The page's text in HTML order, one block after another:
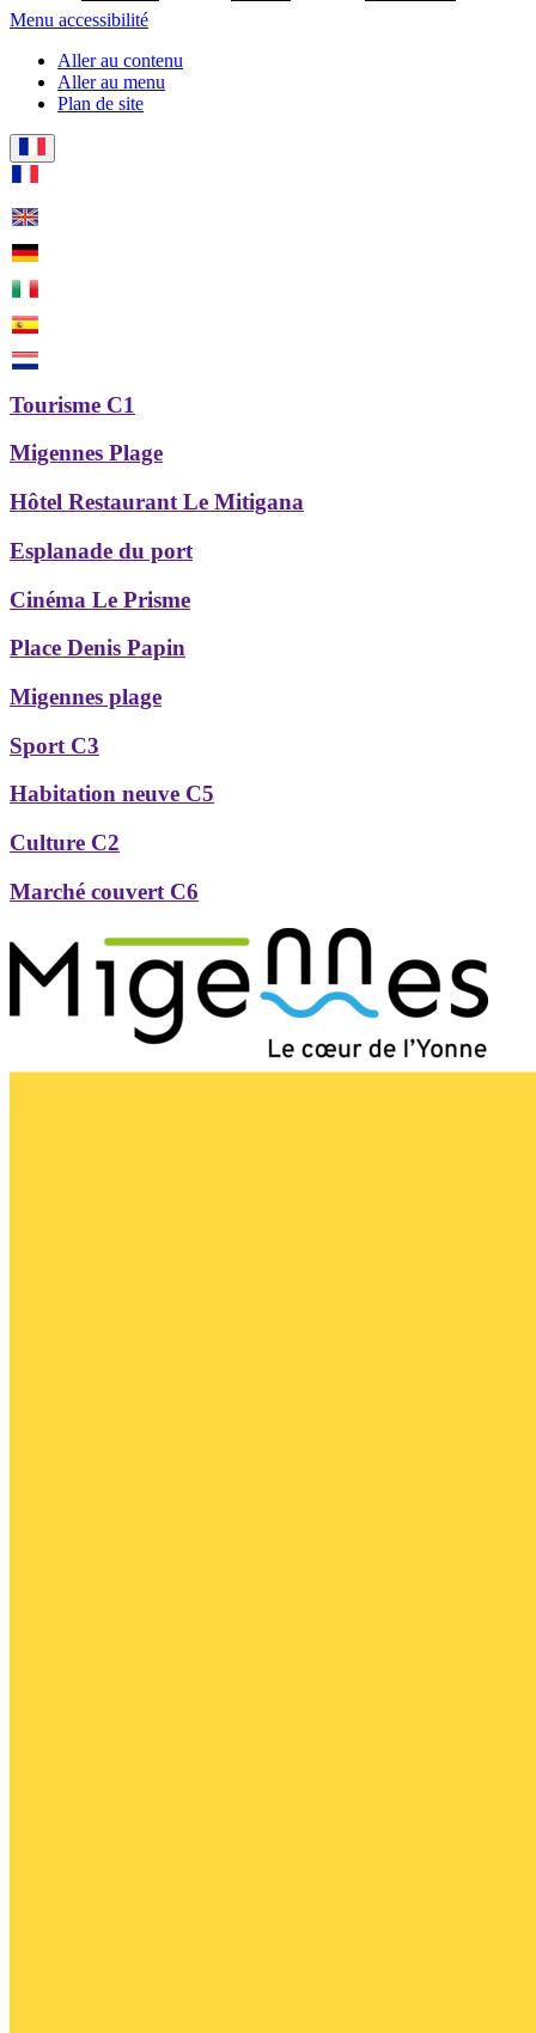
Menu accessibilité
Aller au contenu
Aller au menu
Plan de site
Tourisme C1
Migennes Plage
Hôtel Restaurant Le Mitigana
Esplanade du port
Cinéma Le Prisme
Place Denis Papin
Migennes plage
Sport C3
Habitation neuve C5
Culture C2
Marché couvert C6
Précédent
Suivant